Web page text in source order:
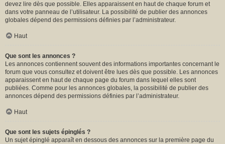
devez lire dès que possible. Elles apparaissent en haut de chaque forum et
dans votre panneau de l’utilisateur. La possibilité de publier des annonces
globales dépend des permissions définies par l’administrateur.
Haut
Que sont les annonces ?
Les annonces contiennent souvent des informations importantes concernant le
forum que vous consultez et doivent être lues dès que possible. Les annonces
apparaissent en haut de chaque page du forum dans lequel elles sont
publiées. Comme pour les annonces globales, la possibilité de publier des
annonces dépend des permissions définies par l’administrateur.
Haut
Que sont les sujets épinglés ?
Un sujet épinglé apparaît en dessous des annonces sur la première page du